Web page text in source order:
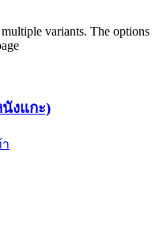
variants. The options
งแกะ)
า